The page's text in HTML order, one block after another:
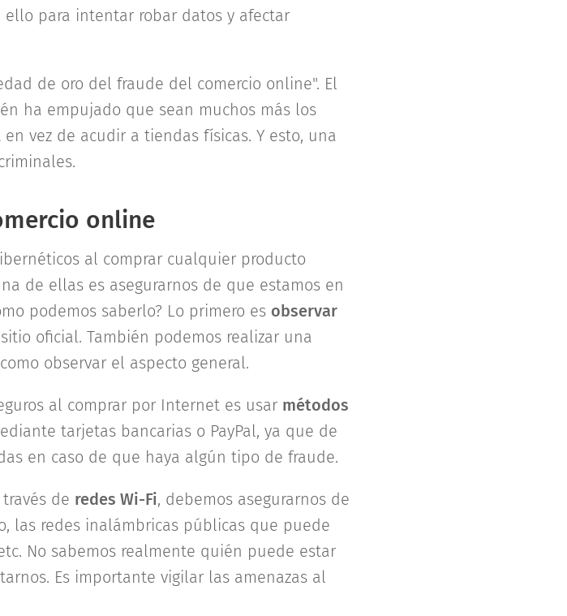
para intentar robar datos y afectar
de oro del fraude del comercio online". El
ha empujado que sean muchos más los
vez de acudir a tiendas físicas. Y esto, una
online
al comprar cualquier producto
de ellas es asegurarnos de que estamos en
podemos saberlo? Lo primero es observar
oficial. También podemos realizar una
observar el aspecto general.
al comprar por Internet es usar métodos
tarjetas bancarias o PayPal, ya que de
en caso de que haya algún tipo de fraude.
de redes Wi-Fi, debemos asegurarnos de
las redes inalámbricas públicas que puede
No sabemos realmente quién puede estar
Es importante vigilar las amenazas al